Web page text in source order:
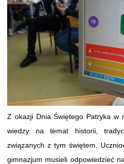
Z okazji Dnia Świętego Patryka w
wiedzy na temat historii,
związanych z tym świętem.
gimnazjum musieli odpowiedzieć